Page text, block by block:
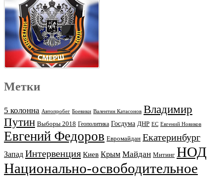
Метки
5 колонна Автопробег Боевики Валентин Катасонов Владимир
Путин Выборы 2018 Геополитика Госдума ДНР ЕС Евгений Новиков
Евгений Федоров Евромайдан Екатеринбург
Запад Интервенция Киев Крым Майдан Митинг НОД
Национально-освободительное